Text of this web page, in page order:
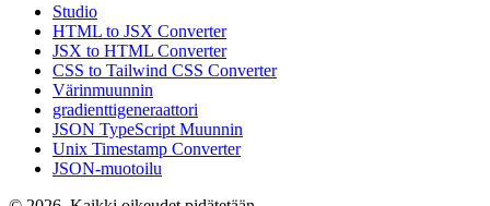
Studio
HTML to JSX Converter
JSX to HTML Converter
CSS to Tailwind CSS Converter
Värinmuunnin
gradienttigeneraattori
JSON TypeScript Muunnin
Unix Timestamp Converter
JSON-muotoilu